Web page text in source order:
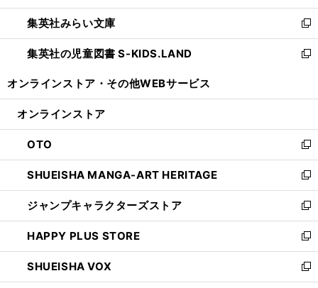
開
く
ウ
で
開
く
ン
ド
ウ
で
ウ
ィ
ン
ド
開
集英社みらい文庫
新
し
い
ン
ウ
で
開
く
集英社の児童図書 S-KIDS.LAND
新
ウ
ン
ド
ウ
で
開
く
オンラインストア・ その他WEBサービス
オンラインストア
OTO
新
し
い
ウ
ィ
ン
ド
ウ
で
開
SHUEISHA MANGA-ART HERITAGE
新
し
い
ウ
ィ
ン
ド
ウ
ジャンプキャラクターズストア
新
し
い
ウ
ィ
ン
HAPPY PLUS STORE
新
し
い
ウ
SHUEISHA VOX
新
し